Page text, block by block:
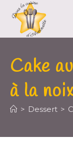
Cake
à la
> Dessert >